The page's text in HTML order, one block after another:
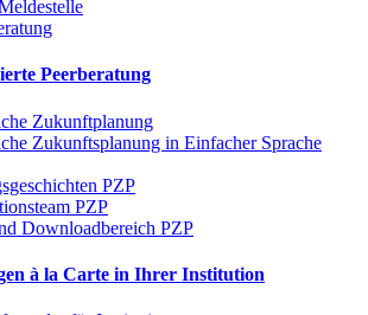
Peerberatung
Zukunftplanung
Zukunftsplanung in Einfacher Sprache
PZP
PZP
Downloadbereich PZP
à la Carte in Ihrer Institution